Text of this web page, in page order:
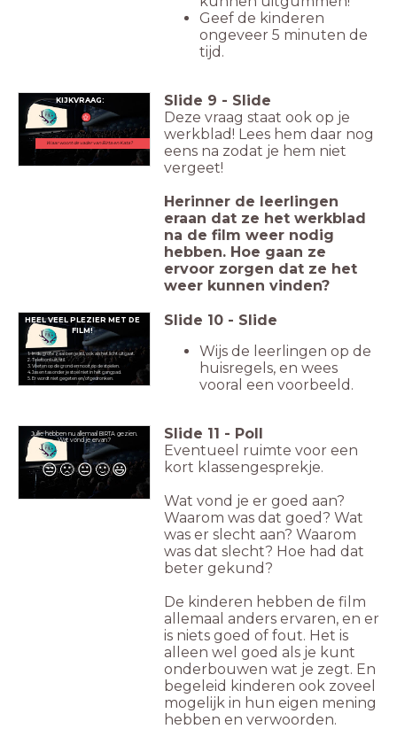
Geef de kinderen
ongeveer 5 minuten de
tijd.
KIJKVRAAG:
Waar woont de vader van Birta en Kata?
Slide 9 - Slide
Deze vraag staat ook op je
werkblad! Lees hem daar nog
eens na zodat je hem niet
vergeet!
Herinner de leerlingen
eraan dat ze het werkblad
na de film weer nodig
hebben. Hoe gaan ze
ervoor zorgen dat ze het
weer kunnen vinden?
HEEL VEEL PLEZIER MET DE
FILM!
1. In de grote zaal ben je stil, ook als het licht uitgaat.
2. Telefoons uit/stil.
3. Voeten op de grond en nooit op de stoelen.
4. Jas en tas onder je stoel niet in het gangpad.
5. Er wordt niet gegeten en/of gedronken.
Slide 10 - Slide
Wijs de leerlingen op de
huisregels, en wees
vooral een voorbeeld.
Jullie hebben nu allemaal BIRTA gezien.
Wat vond je ervan?
😒🙁😐🙂😃
Slide 11 - Poll
Eventueel ruimte voor een
kort klassengesprekje.
Wat vond je er goed aan?
Waarom was dat goed? Wat
was er slecht aan? Waarom
was dat slecht? Hoe had dat
beter gekund?
De kinderen hebben de film
allemaal anders ervaren, en er
is niets goed of fout. Het is
alleen wel goed als je kunt
onderbouwen wat je zegt. En
begeleid kinderen ook zoveel
mogelijk in hun eigen mening
hebben en verwoorden.